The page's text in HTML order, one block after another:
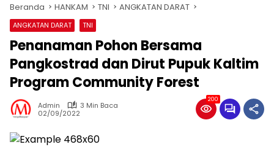
Beranda HANKAM TNI ANGKATAN DARAT
ANGKATAN DARAT TNI
Penanaman Pohon Bersama
Pangkostrad dan Dirut Pupuk Kaltim
Program Community Forest
Admin
3 Min Baca
02/09/2022
200